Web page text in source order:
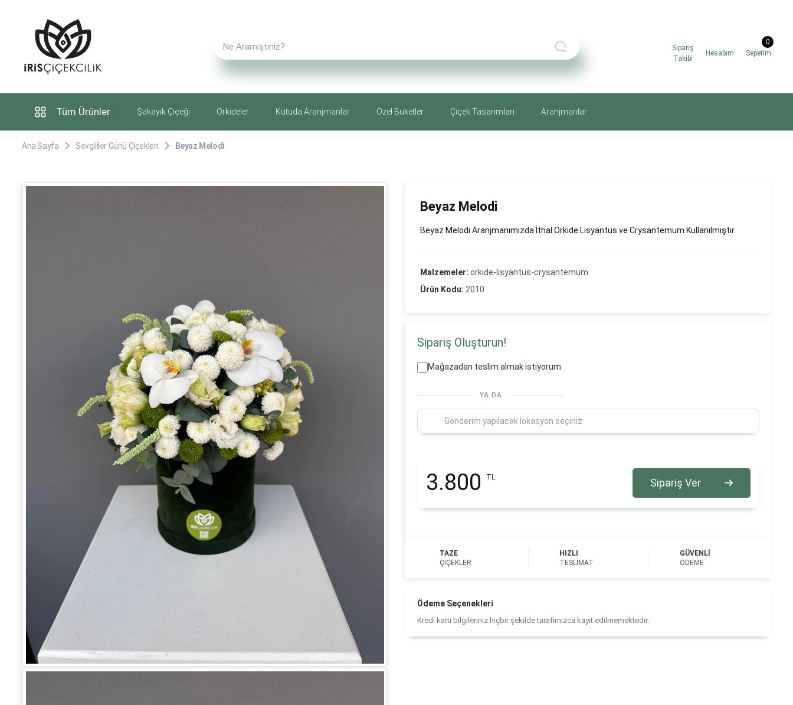
Sipariş
Takibi
Hesabım Sepetim
0
Tüm Ürünler Şakayık Çiçeği Orkideler Kutuda Aranjmanlar Özel Buketler Çiçek Tasarımları Aranjmanlar
Ana Sayfa Sevgililer Günü Çiçekleri Beyaz Melodi
Beyaz Melodi
Beyaz Melodi Aranjmanımızda İthal Orkide Lisyantus ve Crysantemum Kullanılmıştır.
Malzemeler: orkide-lisyantus-crysantemum
Ürün Kodu: 2010
Sipariş Oluşturun!
Mağazadan teslim almak istiyorum
YA DA
3.800 TL Sipariş Ver
TAZE
ÇIÇEKLER
HIZLI
TESLIMAT
GÜVENLI
ÖDEME
Ödeme Seçenekleri
Kredi kartı bilgileriniz hiçbir şekilde tarafımızca kayıt edilmemektedir.